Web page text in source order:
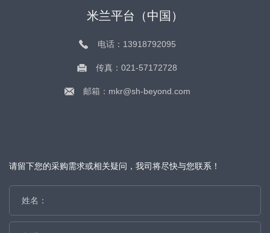
米兰平台（中国）
电话：13918792095
传真：021-57172728
邮箱：mkr@sh-beyond.com
请留下您的采购需求或相关疑问，我司将尽快与您联系！